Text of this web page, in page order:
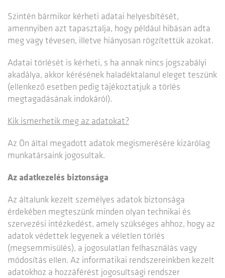
Szintén bármikor kérheti adatai helyesbítését,
amennyiben azt tapasztalja, hogy például hibásan adta
meg vagy tévesen, illetve hiányosan rögzítettük azokat.
Adatai törlését is kérheti, s ha annak nincs jogszabályi
akadálya, akkor kérésének haladéktalanul eleget teszünk
(ellenkező esetben pedig tájékoztatjuk a törlés
megtagadásának indokáról).
Kik ismerhetik meg az adatokat?
Az Ön által megadott adatok megismerésére kizárólag
munkatársaink jogosultak.
Az adatkezelés biztonsága
Az általunk kezelt személyes adatok biztonsága
érdekében megteszünk minden olyan technikai és
szervezési intézkedést, amely szükséges ahhoz, hogy az
adatok védettek legyenek a véletlen törlés
(megsemmisülés), a jogosulatlan felhasználás vagy
módosítás ellen. Az informatikai rendszereinkben kezelt
adatokhoz a hozzáférést jogosultsági rendszer